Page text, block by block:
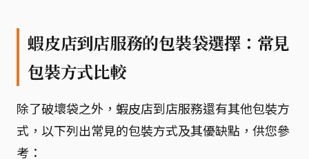
蝦皮店到店服務的包裝袋選擇：常見
包裝方式比較
除了破壞袋之外，蝦皮店到店服務還有其他包裝方
式，以下列出常見的包裝方式及其優缺點，供您參
考：